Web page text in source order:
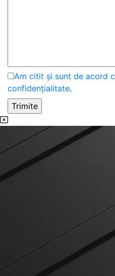
Am citit și sunt de acord
confidențialitate.